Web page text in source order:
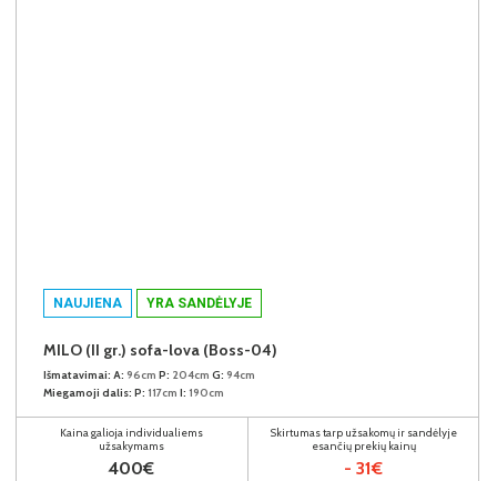
NAUJIENA YRA SANDĖLYJE
MILO (II gr.) sofa-lova (Boss-04)
Išmatavimai: A: 96cm P: 204cm G: 94cm
Miegamoji dalis: P: 117cm I: 190cm
Kaina galioja individualiems
užsakymams
400€
Skirtumas tarp užsakomų ir sandėlyje
esančių prekių kainų
- 31€